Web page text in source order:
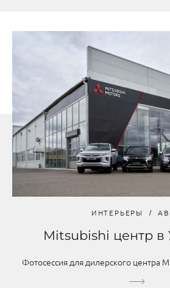
ИНТЕРЬЕРЫ
Mitsubishi центр в
Фотосессия для дилерского центра